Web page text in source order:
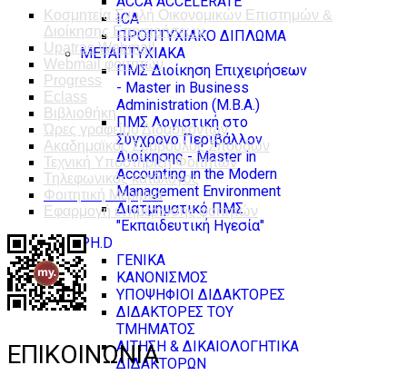
ICA
ΠΡΟΠΤΥΧΙΑΚΟ ΔΙΠΛΩΜΑ
ΜΕΤΑΠΤΥΧΙΑΚΑ
ΠΜΣ Διοίκηση Επιχειρήσεων
- Master in Business
Administration (M.B.A.)
ΠΜΣ Λογιστική στο
Σύγχρονο Περιβάλλον
Διοίκησης - Master in
Accounting in the Modern
Management Environment
Διατμηματικό ΠΜΣ
"Εκπαιδευτική Ηγεσία"
PH.D
ΓΕΝΙΚΑ
ΚΑΝΟΝΙΣΜΟΣ
ΥΠΟΨΗΦΙΟΙ ΔΙΔΑΚΤΟΡΕΣ
ΔΙΔΑΚΤΟΡΕΣ ΤΟΥ
ΤΜΗΜΑΤΟΣ
ΑΙΤΗΣΗ & ΔΙΚΑΙΟΛΟΓΗΤΙΚΑ
ΔΙΔΑΚΤΟΡΩΝ
Κοσμητεία Σχολή Οικονομικών Επιστημών &
Διοίκησης Επιχειρήσεων
Upatras Webmail
Webmail φοιτητών
Progress
Eclass
Βιβλιοθήκη
Ώρες γραφείου Διδασκόντων
Ακαδημαϊκός Σύμβουλος Σπουδών
Τεχνική Υποστήριξη Φοιτητών
Τηλεφωνικός κατάλογος
Φοιτητική Μέριμνα
Εφαρμογή ενημέρωσης φοιτητών
ΕΠΙΚΟΙΝΩΝΙΑ